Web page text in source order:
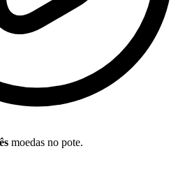
moedas no pote.